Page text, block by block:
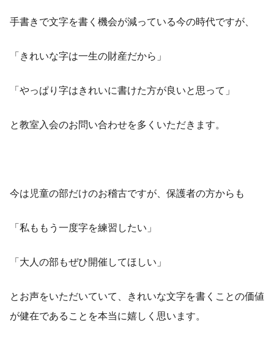
手書きで文字を書く機会が減っている今の時代ですが、
「きれいな字は一生の財産だから」
「やっぱり字はきれいに書けた方が良いと思って」
と教室入会のお問い合わせを多くいただきます。
今は児童の部だけのお稽古ですが、保護者の方からも
「私ももう一度字を練習したい」
「大人の部もぜひ開催してほしい」
とお声をいただいていて、きれいな文字を書くことの価値
が健在であることを本当に嬉しく思います。